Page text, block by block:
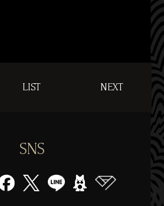
LIST NEXT
SNS